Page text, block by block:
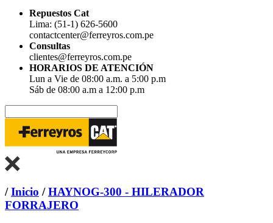
Repuestos Cat
Lima: (51-1) 626-5600
contactcenter@ferreyros.com.pe
Consultas
clientes@ferreyros.com.pe
HORARIOS DE ATENCIÓN
Lun a Vie de 08:00 a.m. a 5:00 p.m
Sáb de 08:00 a.m a 12:00 p.m
/Inicio /HAYNOG-300 - HILERADOR
FORRAJERO